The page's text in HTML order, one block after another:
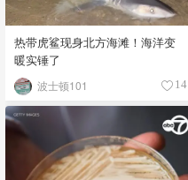
热带虎鲨现身北方海滩！海洋变
暖实锤了
波士顿101 14